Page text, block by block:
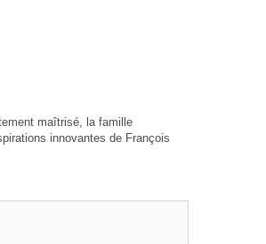
maîtrisé, la famille
innovantes de François